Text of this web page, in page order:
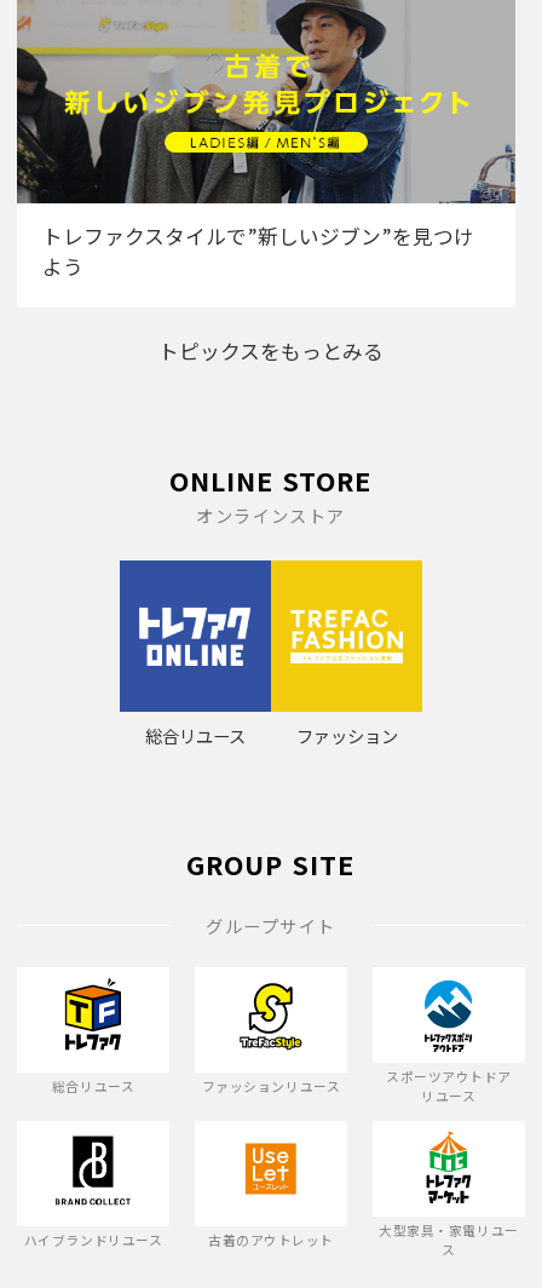
トレファクスタイルで”新しいジブン”を見つけ
よう
トピックスをもっとみる
ONLINE STORE
オンラインストア
総合リユース ファッション
GROUP SITE
グループサイト
総合リユース ファッションリユース
スポーツアウトドア
リユース
ハイブランドリユース 古着のアウトレット
大型家具・家電リユー
ス